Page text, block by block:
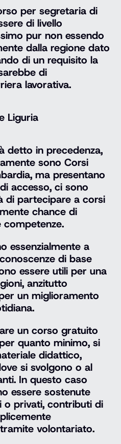
per segretaria di
di livello
pur non essendo
dalla regione dato
di un requisito la
di
lavorativa.
Liguria
detto in precedenza,
sono Corsi
ma presentano
accesso, ci sono
di partecipare a corsi
chance di
essenzialmente a
di base
essere utili per una
anzitutto
un miglioramento
un corso gratuito
quanto minimo, si
didattico,
si svolgono o al
In questo caso
essere sostenute
privati, contributi di
volontariato.